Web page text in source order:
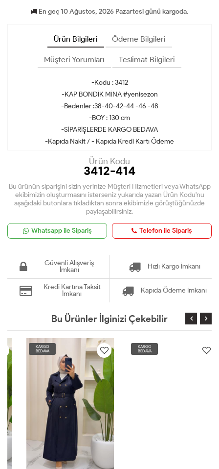
En geç 10 Ağustos, 2026 Pazartesi günü kargoda.
Ürün Bilgileri Ödeme Bilgileri
Müşteri Yorumları Teslimat Bilgileri
-Kodu : 3412
-KAP BONDİK MİNA #yenisezon
-Bedenler :38-40-42-44 -46 -48
-BOY : 130 cm
-SİPARİŞLERDE KARGO BEDAVA
-Kapıda Nakit / - Kapıda Kredi Kartı Ödeme
Ürün Kodu
3412-414
Bu ürünün siparişini sizin yerinize Müşteri Hizmetleri veya WhatsApp
ekibimizin oluşturmasını isterseniz yukarıda yazan Ürün Kodu'nu
aşağıdaki butonlara tıkladıktan sonra ekibimizle görüştüğünüzde
paylaşabilirsiniz.
Whatsapp ile Sipariş Telefon ile Sipariş
Güvenli Alışveriş
İmkanı
Hızlı Kargo İmkanı
Kredi Kartına Taksit
İmkanı
Kapıda Ödeme İmkanı
Bu Ürünler İlginizi Çekebilir
KARGO
BEDAVA
KARGO
BEDAVA